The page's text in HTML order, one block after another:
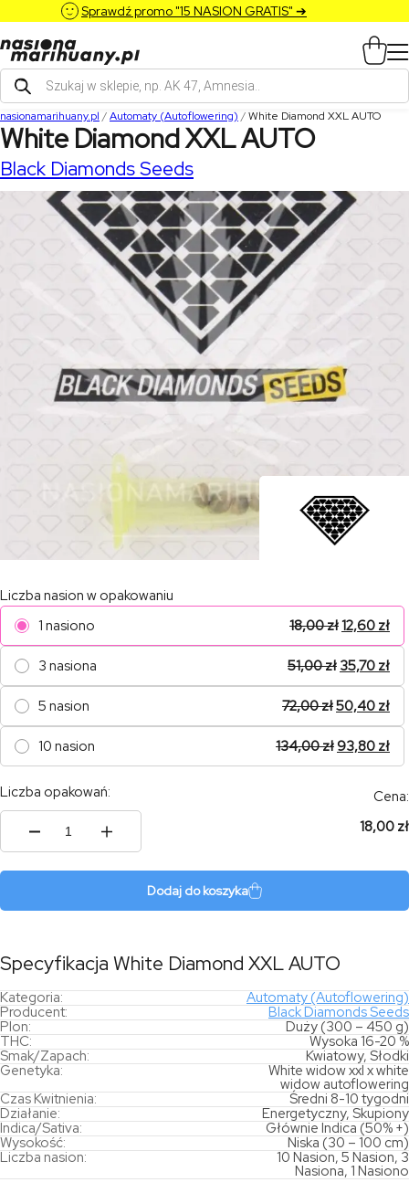
Sprawdź promo "15 NASION GRATIS" ➔
Wyszukiwarka
produktów
nasionamarihuany.pl /Automaty (Autoflowering) /White Diamond XXL AUTO
White Diamond XXL AUTO
Black Diamonds Seeds
Liczba nasion w opakowaniu
1 nasiono
18,00zł12,60 zł
3 nasiona 51,00zł 35,70 zł
5 nasion 72,00zł50,40 zł
10 nasion 134,00zł93,80 zł
Liczba opakowań:
ilość
Cena:
18,00 zł
Dodaj do koszyka
Specyfikacja White Diamond XXL AUTO
Kategoria:
Automaty (Autoflowering)
Producent:
Black Diamonds Seeds
Plon:
Duży (300 – 450 g)
THC:
Wysoka 16-20 %
Smak/Zapach:
Kwiatowy, Słodki
Genetyka:
White widow xxl x white
widow autoflowering
Czas Kwitnienia:
Średni 8-10 tygodni
Działanie:
Energetyczny, Skupiony
Indica/Sativa:
Głównie Indica (50% +)
Wysokość:
Niska (30 – 100 cm)
Liczba nasion:
10 Nasion, 5 Nasion, 3
Nasiona, 1 Nasiono